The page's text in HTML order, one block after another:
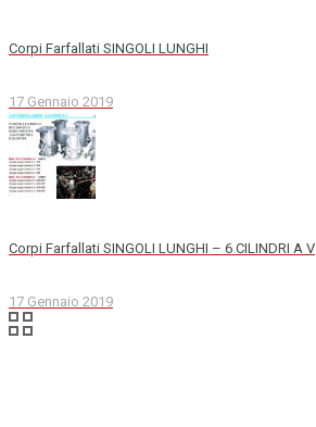
Corpi Farfallati SINGOLI LUNGHI
17 Gennaio 2019
Corpi Farfallati SINGOLI LUNGHI – 6 CILINDRI A V
17 Gennaio 2019